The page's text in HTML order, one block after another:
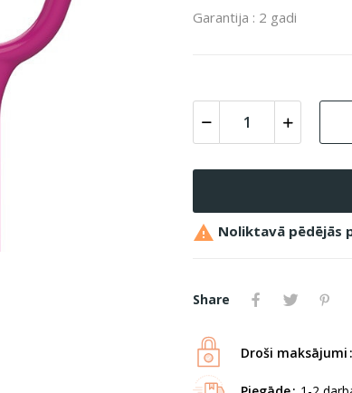
Garantija : 2 gadi
 Noliktavā pēdējās
Share
Droši maksājumi